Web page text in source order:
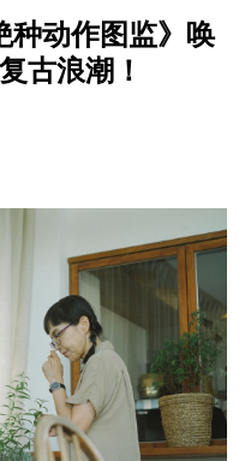
种动作图监》唤
古浪潮！